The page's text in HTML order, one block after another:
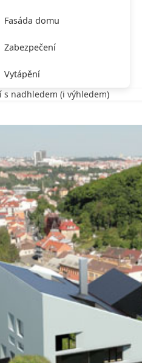
Fasáda domu
Zabezpečení
Vytápění
s nadhledem (i výhledem)